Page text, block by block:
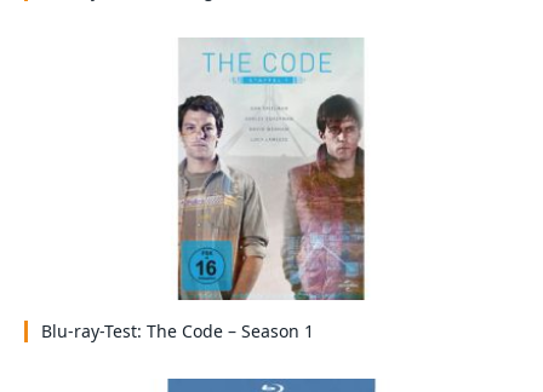
Blu-ray-Test: The Code – Season 1